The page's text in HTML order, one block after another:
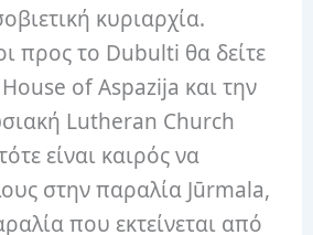
κυριαρχία.
προς το Dubulti θα δείτε
of Aspazija και την
Lutheran Church
είναι καιρός να
στην παραλία Jūrmala,
που εκτείνεται από